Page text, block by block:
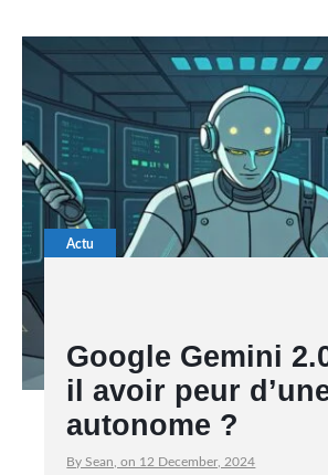
Actu
Google Gemini
il avoir peur
autonome ?
By Sean, on 12 December, 2024